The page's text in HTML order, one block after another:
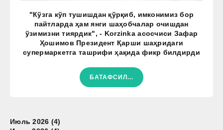
"Кўзга кўп тушишдан қўрқиб, имконимиз бор
пайтларда ҳам янги шаҳобчалар очишдан
ўзимизни тиярдик", - Korzinka асосчиси Зафар
Ҳошимов Президент Қарши шаҳридаги
супермаркетга ташрифи ҳақида фикр билдирди
БАТАФСИЛ...
Июль 2026 (4)